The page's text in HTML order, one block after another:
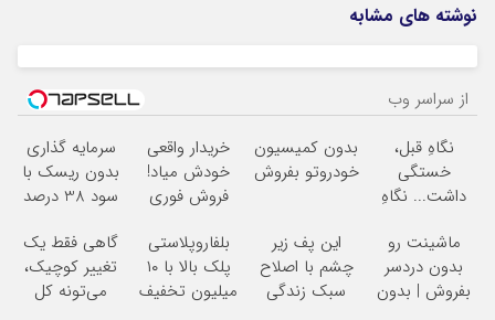
نوشته های مشابه
از سراسر وب
نگاهِ قبل،
خستگی
داشت... نگاهِ
بلفا با 25%
تخفیف
بدون کمیسیون
خودروتو بفروش
خریدار واقعی
خودش میاد!
فروش فوری
مکانیک
سرمایه گذاری
بدون ریسک با
سود 38 درصد
ماشینت رو
بدون دردسر
بفروش | بدون
این پف زیر
چشم با اصلاح
سبک زندگی
بلفاروپلاستی
پلک بالا با ۱۰
میلیون تخفیف
گاهی فقط یک
تغییر کوچیک،
می‌تونه کل